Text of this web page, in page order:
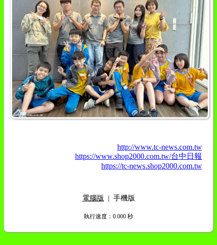
http://www.tc-news.com.tw
https://www.shop2000.com.tw/台中日報
https://tc-news.shop2000.com.tw
電腦版 | 手機版
執行速度 ：0.000 秒